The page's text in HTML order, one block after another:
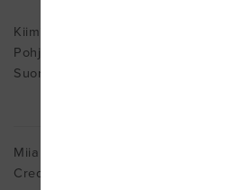
Kiiminki
Pohjois-Pohjanmaa 90900
Suomi
Miia Heino
Cred. MDT